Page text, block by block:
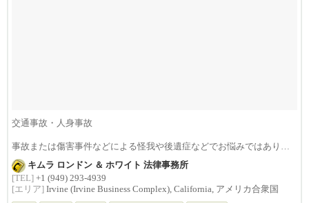
交通事故・人身事故
事故または傷害事件などによる怪我や後遺症などでお悩みではありま
せんか？損害賠償は治療費...
キムラ ロンドン ＆ ホワイト 法律事務所
[TEL] +1 (949) 293-4939
[エリア] Irvine (Irvine Business Complex), California, アメリカ合衆国